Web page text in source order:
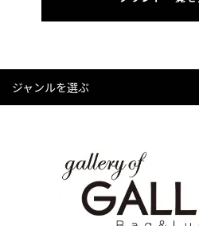
ジャンルを選ぶ